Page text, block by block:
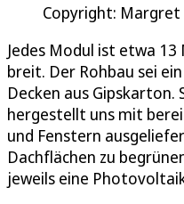
Copyright: Margret
Jedes Modul ist etwa
breit. Der Rohbau sei
Decken aus Gipskarton.
hergestellt uns mit
und Fenstern
Dachflächen zu
jeweils eine